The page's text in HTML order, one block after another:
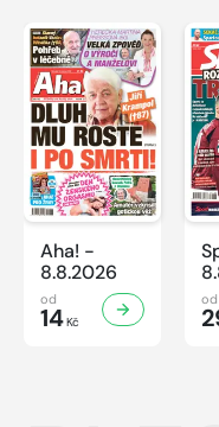
Aha! -
8.8.2026
od
14Kč
od